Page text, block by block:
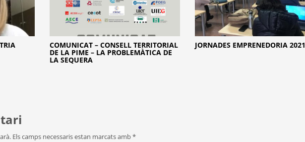
COMUNICAT – CONSELL TERRITORIAL
DE LA PIME – LA PROBLEMÀTICA DE
LA SEQUERA
JORNADES EMPRENEDORIA 2021
Els camps necessaris estan marcats amb*